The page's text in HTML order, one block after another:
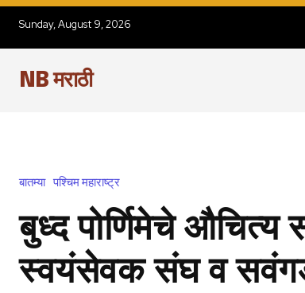
Sunday, August 9, 2026
NB मराठी
बातम्या पश्चिम महाराष्ट्र
बुध्द पोर्णिमेचे औचित्य
स्वयंसेवक संघ व